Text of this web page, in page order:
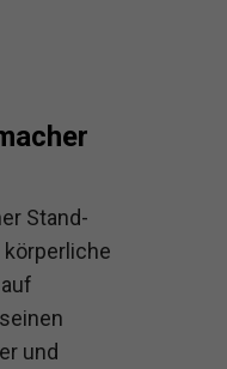
Stand-
körperliche
und